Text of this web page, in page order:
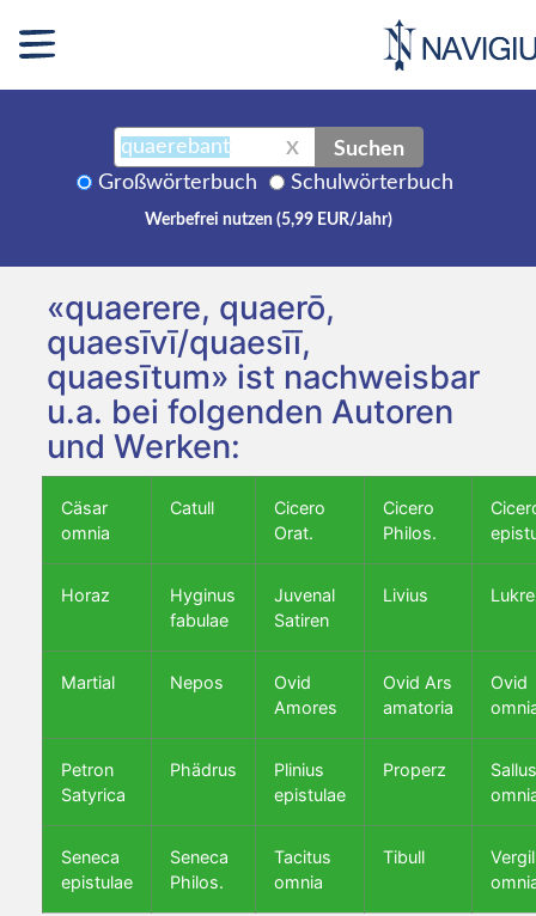
X Suchen
Großwörterbuch Schulwörterbuch
Werbefrei nutzen (5,99 EUR/Jahr)
«quaerere, quaerō,
quaesīvī/quaesīī,
quaesītum» ist nachweisbar
u.a. bei folgenden Autoren
und Werken:
Cäsar
omnia
Catull
Cicero
Orat.
Cicero
Philos.
Horaz
Hyginus
fabulae
Juvenal
Satiren
Livius
Martial Nepos
Ovid
Amores
Ovid Ars
amatoria
Ovid
Petron
Satyrica
Phädrus
Plinius
epistulae
Properz
Seneca
epistulae
Seneca
Philos.
Tacitus
omnia
Tibull
Vergil